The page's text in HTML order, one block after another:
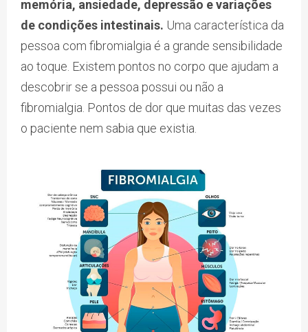
memória, ansiedade, depressão e variações
de condições intestinais. Uma característica da
pessoa com fibromialgia é a grande sensibilidade
ao toque. Existem pontos no corpo que ajudam a
descobrir se a pessoa possui ou não a
fibromialgia. Pontos de dor que muitas das vezes
o paciente nem sabia que existia.